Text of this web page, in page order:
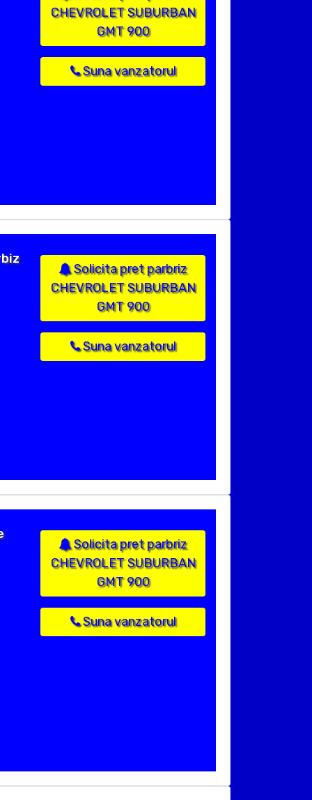
CHEVROLET SUBURBAN
GMT 900
Suna vanzatorul
Solicita pret parbriz
CHEVROLET SUBURBAN
GMT 900
Suna vanzatorul
Solicita pret parbriz
CHEVROLET SUBURBAN
GMT 900
Suna vanzatorul